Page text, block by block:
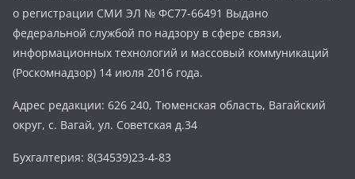
о регистрации СМИ ЭЛ № ФС77-66491 Выдано
федеральной службой по надзору в сфере связи,
информационных технологий и массовый коммуникаций
(Роскомнадзор) 14 июля 2016 года.
Адрес редакции: 626 240, Тюменская область, Вагайский
округ, с. Вагай, ул. Советская д.34
Бухгалтерия: 8(34539)23-4-83